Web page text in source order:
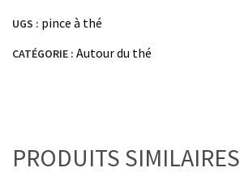
UGS : pince à thé
CATÉGORIE : Autour du thé
PRODUITS SIMILAIRES